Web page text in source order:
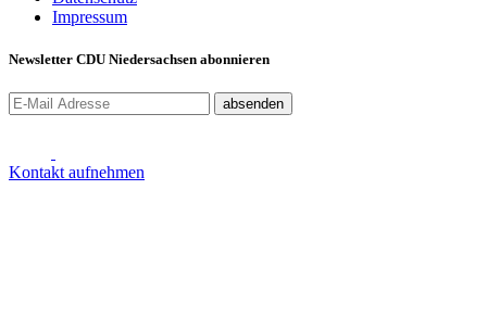
Impressum
Newsletter CDU Niedersachsen abonnieren
absenden
Kontakt aufnehmen